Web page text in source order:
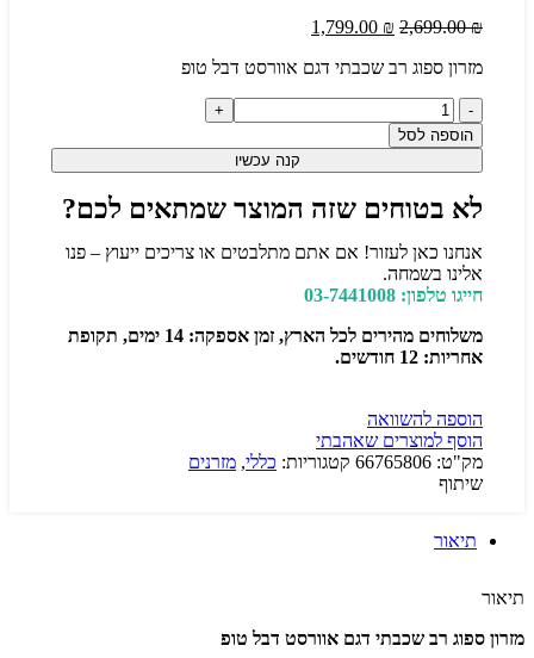
2,699.00₪
1,799.00 ₪
מזרון ספוג רב שכבתי דגם אוורסט דבל טופ
הוספה לסל
קנה עכשיו
לא בטוחים שזה המוצר שמתאים לכם?
אנחנו כאן לעזור! אם אתם מתלבטים או צריכים ייעוץ – פנו
אלינו בשמחה.
חייגו טלפון: 03-7441008
משלוחים מהירים לכל הארץ, זמן אספקה: 14 ימים, תקופת
אחריות: 12 חודשים.
הוספה להשוואה
הוסף למוצרים שאהבתי
מק"ט: 66765806 קטגוריות: כללי, מזרנים
שיתוף
תיאור
תיאור
מזרון ספוג רב שכבתי דגם אוורסט דבל טופ